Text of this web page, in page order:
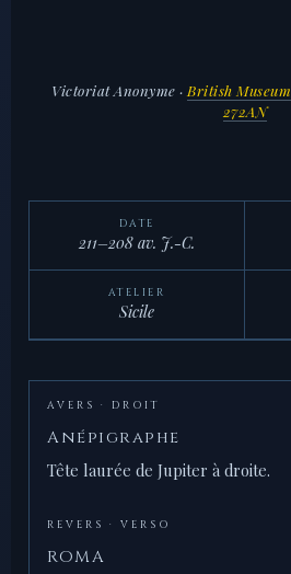
Victoriat Anonyme · British Museum
272AN
DATE
211–208 av. J.-C.
ATELIER
Sicile
AVERS · DROIT
Anépigraphe
Tête laurée de Jupiter à droite.
REVERS · VERSO
ROMA